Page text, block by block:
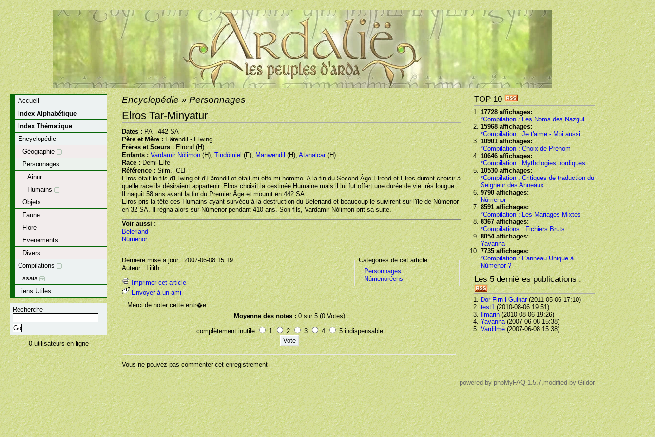
Accueil
Index Alphabétique
Index Thématique
Encyclopédie
Géographie
Personnages
Ainur
Humains
Objets
Faune
Flore
Evénements
Divers
Compilations
Essais
Liens Utiles
Recherche
0 utilisateurs en ligne
TOP 10
17728 affichages:
*Compilation : Les Noms des Nazgul
15968 affichages:
*Compilation : Je t'aime - Moi aussi
10901 affichages:
*Compilation : Choix de Prénom
10646 affichages:
*Compilation : Mythologies nordiques
10530 affichages:
*Compilation : Critiques de traduction du
Seigneur des Anneaux ...
9790 affichages:
Númenor
8591 affichages:
*Compilation : Les Mariages Mixtes
8367 affichages:
*Compilations : Fichiers Bruts
8054 affichages:
Yavanna
7735 affichages:
*Compilation : L'anneau Unique à
Númenor ?
Les 5 dernières publications :
Dor Firn-i-Guinar(2011-05-06 17:10)
test1(2010-08-06 19:51)
Ilmarin(2010-08-06 19:26)
Yavanna(2007-06-08 15:38)
Vardilmë(2007-06-08 15:38)
Encyclopédie » Personnages
Elros Tar-Minyatur
Dates :PA - 442 SA
Père et Mère :Eärendil - Elwing
Frères et Sœurs :Elrond (H)
Enfants : Vardamir Nólimon(H),Tindómiel (F),Manwendil(H),Atanalcar(H)
Race :Demi-Elfe
Référence :Silm., CLI
Elros était le fils d'Elwing et d'Eärendil et était mi-elfe mi-homme. A la fin du Second Âge Elrond et Elros durent choisir à
quelle race ils désiraient appartenir. Elros choisit la destinée Humaine mais il lui fut offert une durée de vie très longue.
Il naquit 58 ans avant la fin du Premier Âge et mourut en 442 SA.
Elros pris la tête des Humains ayant survécu à la destruction du Beleriand et beaucoup le suivirent sur l'île de Númenor
en 32 SA. Il régna alors sur Númenor pendant 410 ans. Son fils, Vardamir Nólimon prit sa suite.
Voir aussi :
Beleriand
Númenor
Catégories de cet article
Personnages
Númenoréens
Dernière mise à jour : 2007-06-08 15:19
Auteur : Lilith
Imprimer cet article
Envoyer à un ami
Merci de noter cette entr�e :
Moyenne des notes : 0 sur 5 (0 Votes)
complètement inutile 1 2 3 4 5 indispensable
Vous ne pouvez pas commenter cet enregistrement
powered byphpMyFAQ1.5.7,modified by Gildor